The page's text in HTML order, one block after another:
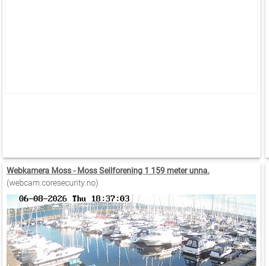
Webkamera Moss - Moss Seilforening 1 159 meter unna.
(webcam.coresecurity.no)